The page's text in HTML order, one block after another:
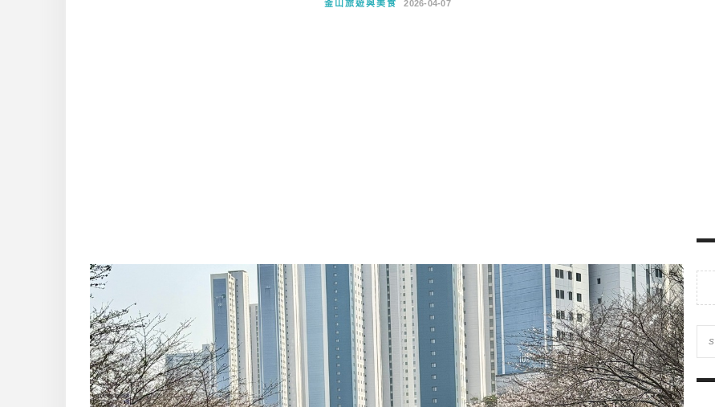
釜山旅遊與美食 2026-04-07